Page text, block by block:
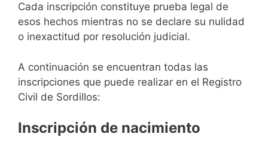
Cada inscripción constituye prueba legal de
esos hechos mientras no se declare su nulidad
o inexactitud por resolución judicial.
A continuación se encuentran todas las
inscripciones que puede realizar en el Registro
Civil de Sordillos:
Inscripción de nacimiento